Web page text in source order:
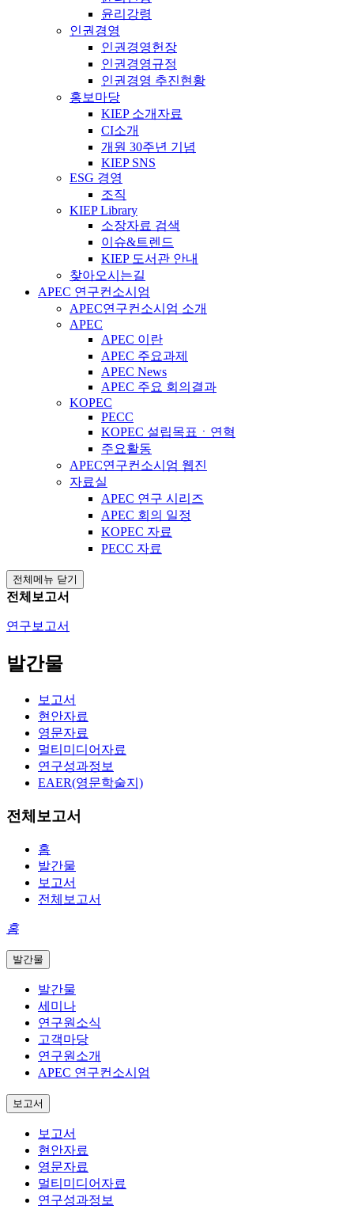
윤리강령
인권경영
인권경영헌장
인권경영규정
인권경영 추진현황
홍보마당
KIEP 소개자료
CI소개
개원 30주년 기념
KIEP SNS
ESG 경영
조직
KIEP Library
소장자료 검색
이슈&트렌드
KIEP 도서관 안내
찾아오시는길
APEC 연구컨소시엄
APEC연구컨소시엄 소개
APEC
APEC 이란
APEC 주요과제
APEC News
APEC 주요 회의결과
KOPEC
PECC
KOPEC 설립목표ㆍ연혁
주요활동
APEC연구컨소시엄 웹진
자료실
APEC 연구 시리즈
APEC 회의 일정
KOPEC 자료
PECC 자료
전체메뉴 닫기
전체보고서
연구보고서
발간물
보고서
현안자료
영문자료
멀티미디어자료
연구성과정보
EAER(영문학술지)
전체보고서
홈
발간물
보고서
전체보고서
홈
발간물
발간물
세미나
연구원소식
고객마당
연구원소개
APEC 연구컨소시엄
보고서
보고서
현안자료
영문자료
멀티미디어자료
연구성과정보